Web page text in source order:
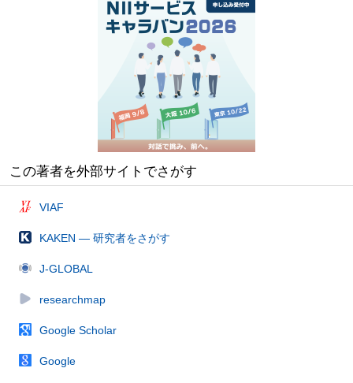
この著者を外部サイトでさがす
VIAF
KAKEN — 研究者をさがす
J-GLOBAL
researchmap
Google Scholar
Google